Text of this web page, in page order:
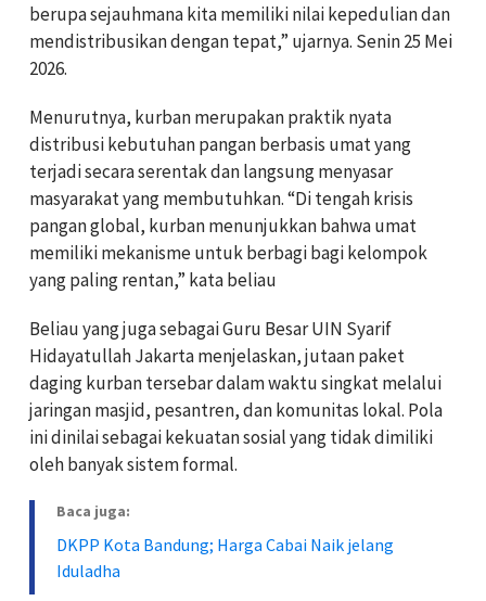
berupa sejauhmana kita memiliki nilai kepedulian dan
mendistribusikan dengan tepat,” ujarnya. Senin 25 Mei
2026.
Menurutnya, kurban merupakan praktik nyata
distribusi kebutuhan pangan berbasis umat yang
terjadi secara serentak dan langsung menyasar
masyarakat yang membutuhkan. “Di tengah krisis
pangan global, kurban menunjukkan bahwa umat
memiliki mekanisme untuk berbagi bagi kelompok
yang paling rentan,” kata beliau
Beliau yang juga sebagai Guru Besar UIN Syarif
Hidayatullah Jakarta menjelaskan, jutaan paket
daging kurban tersebar dalam waktu singkat melalui
jaringan masjid, pesantren, dan komunitas lokal. Pola
ini dinilai sebagai kekuatan sosial yang tidak dimiliki
oleh banyak sistem formal.
Baca juga:
DKPP Kota Bandung; Harga Cabai Naik jelang
Iduladha